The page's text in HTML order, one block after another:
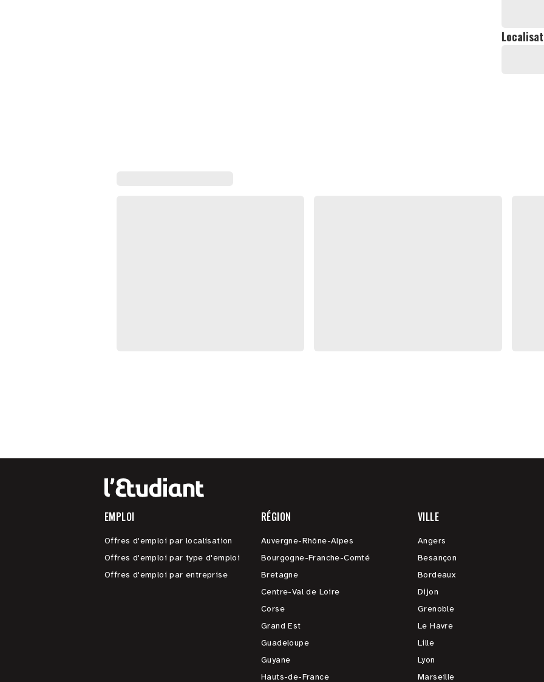
EMPLOI
Offres d'emploi par localisation
Offres d'emploi par type d'emploi
Offres d'emploi par entreprise
RÉGION
Auvergne-Rhône-Alpes
Bourgogne-Franche-Comté
Bretagne
Centre-Val de Loire
Corse
Grand Est
Guadeloupe
Guyane
Hauts-de-France
VILLE
Angers
Besançon
Bordeaux
Dijon
Grenoble
Le Havre
Lille
Lyon
Marseille